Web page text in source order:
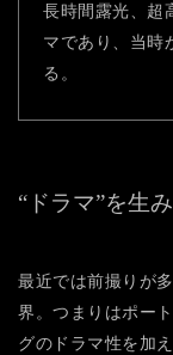
長時間露光、超
マであり、当時
る。
“ドラマ”を生
最近では前撮りが
界。つまりはポー
グのドラマ性を加